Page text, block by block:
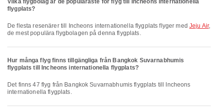
Vilka flygbolag är de populäraste för flyg till Incheons internationella
flygplats?
De flesta resenärer till Incheons internationella flygplats flyger med Jeju Air,
de mest populära flygbolagen på denna flygplats.
Hur många flyg finns tillgängliga från Bangkok Suvarnabhumis
flygplats till Incheons internationella flygplats?
Det finns 47 flyg från Bangkok Suvarnabhumis flygplats till Incheons
internationella flygplats.